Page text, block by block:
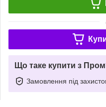
Що таке купити з
Замовлення під